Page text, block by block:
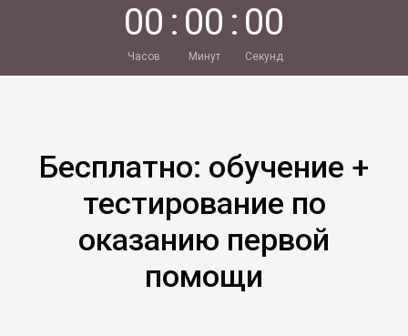
00
Часов
: 00
Минут
: 00
Секунд
Бесплатно: обучение +
тестирование по
оказанию первой
помощи